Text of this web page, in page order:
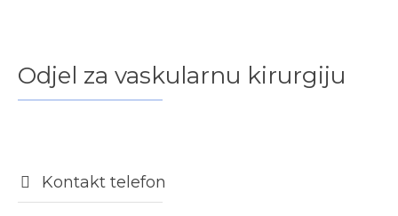
Odjel za vaskularnu kirurgiju
Kontakt telefon